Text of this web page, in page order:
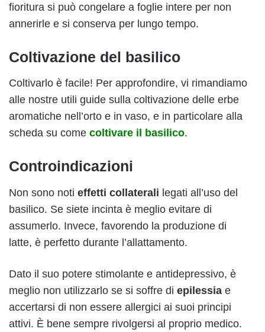
fioritura si può congelare a foglie intere per non
annerirle e si conserva per lungo tempo.
Coltivazione del basilico
Coltivarlo è facile! Per approfondire, vi rimandiamo
alle nostre utili guide sulla coltivazione delle erbe
aromatiche nell’orto e in vaso, e in particolare alla
scheda su come coltivare il basilico.
Controindicazioni
Non sono noti effetti collaterali legati all’uso del
basilico. Se siete incinta è meglio evitare di
assumerlo. Invece, favorendo la produzione di
latte, è perfetto durante l’allattamento.
Dato il suo potere stimolante e antidepressivo, è
meglio non utilizzarlo se si soffre di epilessia e
accertarsi di non essere allergici ai suoi principi
attivi. È bene sempre rivolgersi al proprio medico.